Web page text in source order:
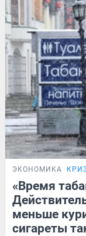
ЭКОНОМИКА
«Время
меньше
сигареты